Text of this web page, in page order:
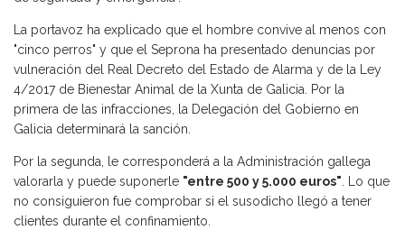
La portavoz ha explicado que el hombre convive al menos con
"cinco perros" y que el Seprona ha presentado denuncias por
vulneración del Real Decreto del Estado de Alarma y de la Ley
4/2017 de Bienestar Animal de la Xunta de Galicia. Por la
primera de las infracciones, la Delegación del Gobierno en
Galicia determinará la sanción.
Por la segunda, le corresponderá a la Administración gallega
valorarla y puede suponerle "entre 500 y 5.000 euros". Lo que
no consiguieron fue comprobar si el susodicho llegó a tener
clientes durante el confinamiento.